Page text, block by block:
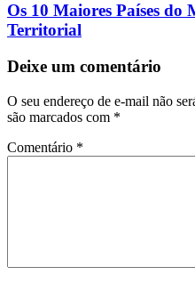
Os 10 Maiores Países do
Territorial
Deixe um comentário
O seu endereço de e-mail não
são marcados com *
Comentário *